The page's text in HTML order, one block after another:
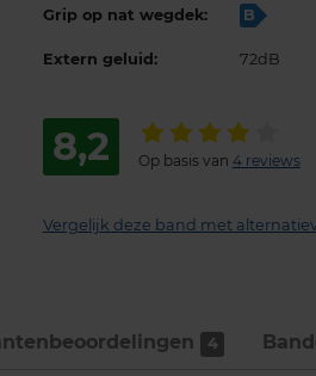
Grip op nat wegdek: B
Extern geluid: 72dB
8,2 Op basis van 4 reviews
Vergelijk deze band met
4